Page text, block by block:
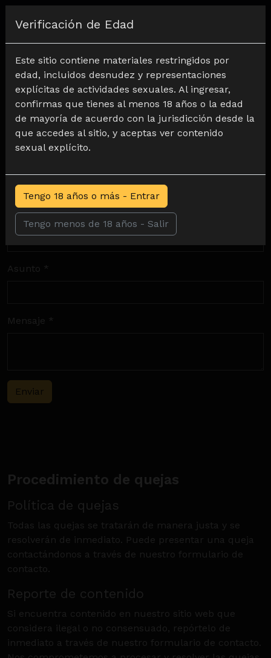
Verificación de Edad
Este sitio contiene materiales restringidos por
edad, incluidos desnudez y representaciones
explícitas de actividades sexuales. Al ingresar,
confirmas que tienes al menos 18 años o la edad
de mayoría de acuerdo con la jurisdicción desde la
que accedes al sitio, y aceptas ver contenido
sexual explícito.
Tengo 18 años o más - Entrar
Tengo menos de 18 años - Salir
Formulario de contacto
Su nombre *
Nombre de usuario
Asunto *
Mensaje *
Enviar
Procedimiento de quejas
Política de quejas
Todas las quejas se tratarán de manera justa y se
resolverán de inmediato. Puede presentar una queja
contactándonos a través de nuestro formulario de
contacto.
Reporte de contenido
Si encuentra contenido en nuestro sitio web que
considera ilegal o no consensuado, repórtelo de
inmediato a través de nuestro formulario de contacto.